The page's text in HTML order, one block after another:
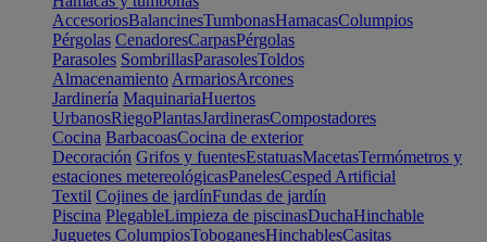
AccesoriosBalancinesTumbonasHamacasColumpios
Pérgolas CenadoresCarpasPérgolas
Parasoles SombrillasParasolesToldos
Almacenamiento ArmariosArcones
Jardinería MaquinariaHuertos
UrbanosRiegoPlantasJardinerasCompostadores
Cocina BarbacoasCocina de exterior
Decoración Grifos y fuentesEstatuasMacetasTermómetros y
estaciones metereológicasPanelesCesped Artificial
Textil Cojines de jardínFundas de jardín
Piscina PlegableLimpieza de piscinasDuchaHinchable
Juguetes ColumpiosToboganesHinchablesCasitas